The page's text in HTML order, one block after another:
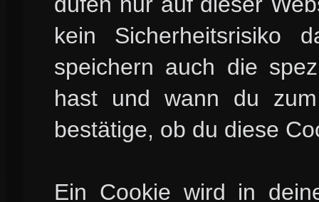
kein Sicherheitsrisiko
speichern auch die
hast und wann du
bestätige, ob du diese
Ein Cookie wird in